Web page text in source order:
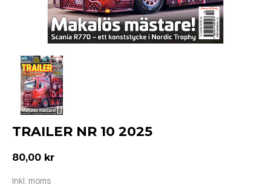
TRAILER NR 10 2025
80,00 kr
Inkl. moms